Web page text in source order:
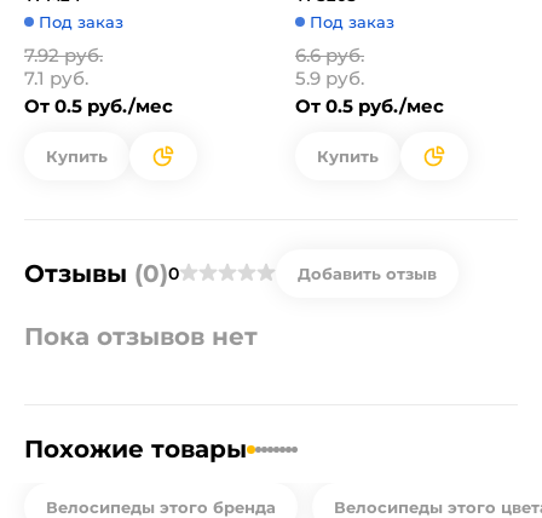
Под заказ
7.92 руб.
7.1 руб.
От 0.5 руб./мес
Купить
Под заказ
6.6 руб.
5.9 руб.
От 0.5 руб./мес
Купить
Отзывы (0)0 Добавить отзыв
Пока отзывов нет
Похожие товары
Велосипеды этого бренда Велосипеды этого